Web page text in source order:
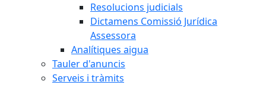
Resolucions judicials
Dictamens Comissió Jurídica
Assessora
Analítiques aigua
Tauler d'anuncis
Serveis i tràmits